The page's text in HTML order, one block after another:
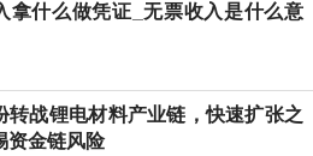
拿什么做凭证_无票收入是什么意
转战锂电材料产业链，快速扩张之
资金链风险